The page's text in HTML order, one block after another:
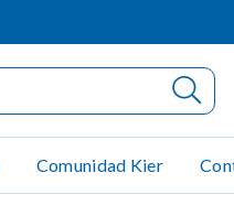
Comunidad Kier